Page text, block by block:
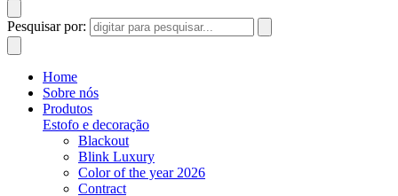
Pesquisar por:
Home
Sobre nós
Produtos
Estofo e decoração
Blackout
Blink Luxury
Color of the year 2026
Contract